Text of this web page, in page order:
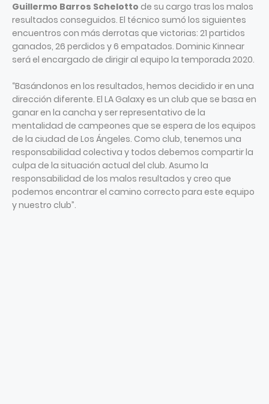
Guillermo Barros Schelotto de su cargo tras los malos
resultados conseguidos. El técnico sumó los siguientes
encuentros con más derrotas que victorias: 21 partidos
ganados, 26 perdidos y 6 empatados. Dominic Kinnear
será el encargado de dirigir al equipo la temporada 2020.
“Basándonos en los resultados, hemos decidido ir en una
dirección diferente. El LA Galaxy es un club que se basa en
ganar en la cancha y ser representativo de la
mentalidad de campeones que se espera de los equipos
de la ciudad de Los Ángeles. Como club, tenemos una
responsabilidad colectiva y todos debemos compartir la
culpa de la situación actual del club. Asumo la
responsabilidad de los malos resultados y creo que
podemos encontrar el camino correcto para este equipo
y nuestro club”.